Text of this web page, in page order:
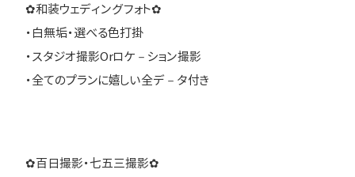
✿和装ウェディングフォト✿
・白無垢・選べる色打掛
・スタジオ撮影Orロケ－ション撮影
・全てのプランに嬉しい全デ－タ付き
✿百日撮影・七五三撮影✿